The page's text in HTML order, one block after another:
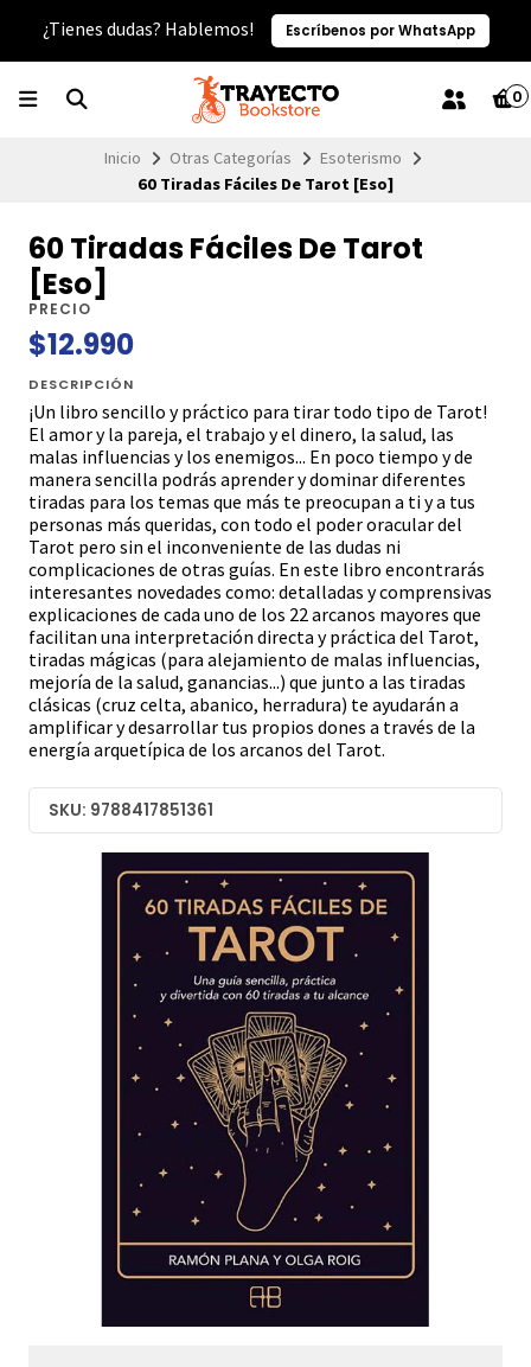
¿Tienes dudas? Hablemos! Escríbenos por WhatsApp
0
Inicio Otras Categorías
Esoterismo
60 Tiradas Fáciles De Tarot [Eso]
60 Tiradas Fáciles De Tarot
[Eso]
PRECIO
$12.990
DESCRIPCIÓN
¡Un libro sencillo y práctico para tirar todo tipo de Tarot!
El amor y la pareja, el trabajo y el dinero, la salud, las
malas influencias y los enemigos... En poco tiempo y de
manera sencilla podrás aprender y dominar diferentes
tiradas para los temas que más te preocupan a ti y a tus
personas más queridas, con todo el poder oracular del
Tarot pero sin el inconveniente de las dudas ni
complicaciones de otras guías. En este libro encontrarás
interesantes novedades como: detalladas y comprensivas
explicaciones de cada uno de los 22 arcanos mayores que
facilitan una interpretación directa y práctica del Tarot,
tiradas mágicas (para alejamiento de malas influencias,
mejoría de la salud, ganancias...) que junto a las tiradas
clásicas (cruz celta, abanico, herradura) te ayudarán a
amplificar y desarrollar tus propios dones a través de la
energía arquetípica de los arcanos del Tarot.
SKU: 9788417851361